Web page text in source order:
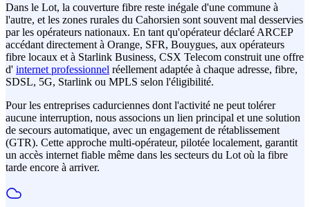
Dans le Lot, la couverture fibre reste inégale d'une commune à
l'autre, et les zones rurales du Cahorsien sont souvent mal desservies
par les opérateurs nationaux. En tant qu'opérateur déclaré ARCEP
accédant directement à Orange, SFR, Bouygues, aux opérateurs
fibre locaux et à Starlink Business, CSX Telecom construit une offre
d' internet professionnel réellement adaptée à chaque adresse, fibre,
SDSL, 5G, Starlink ou MPLS selon l'éligibilité.
Pour les entreprises cadurciennes dont l'activité ne peut tolérer
aucune interruption, nous associons un lien principal et une solution
de secours automatique, avec un engagement de rétablissement
(GTR). Cette approche multi-opérateur, pilotée localement, garantit
un accès internet fiable même dans les secteurs du Lot où la fibre
tarde encore à arriver.